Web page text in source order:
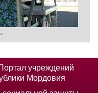
учреждений
Мордовия